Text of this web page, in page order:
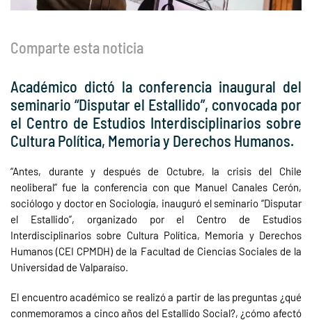
Comparte esta noticia
Académico dictó la conferencia inaugural del
seminario “Disputar el Estallido”, convocada por
el Centro de Estudios Interdisciplinarios sobre
Cultura Política, Memoria y Derechos Humanos.
“Antes, durante y después de Octubre, la crisis del Chile
neoliberal” fue la conferencia con que Manuel Canales Cerón,
sociólogo y doctor en Sociología, inauguró el seminario “Disputar
el Estallido”, organizado por el Centro de Estudios
Interdisciplinarios sobre Cultura Política, Memoria y Derechos
Humanos (CEI CPMDH) de la Facultad de Ciencias Sociales de la
Universidad de Valparaíso.
El encuentro académico se realizó a partir de las preguntas ¿qué
conmemoramos a cinco años del Estallido Social?, ¿cómo afectó